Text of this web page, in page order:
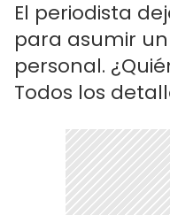
El periodista
para asumir
personal.
Todos los